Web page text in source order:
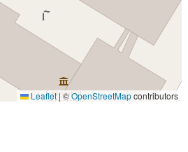
Leaflet |©OpenStreetMapcontributors